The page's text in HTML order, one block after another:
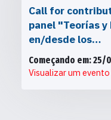
Call for
panel "Teorías
en/desde los…
Começando em: 25/
Visualizar um evento